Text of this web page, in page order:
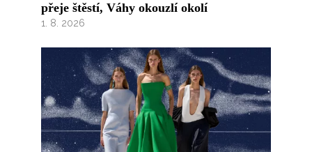
přeje štěstí, Váhy okouzlí okolí
1. 8. 2026